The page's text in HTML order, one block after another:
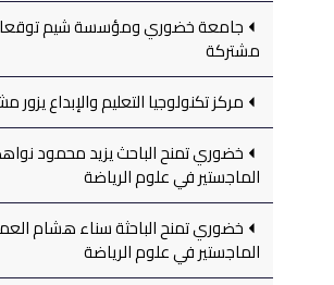
جامعة خضوري ومؤسسة شيم
مشتركة
مركز تكنولوجيا التعليم والإبداع يزور
خضوري تمنح الباحث يزيد محمود
الماجستير في علوم الرياضة
خضوري تمنح الباحثة سناء هشام
الماجستير في علوم الرياضة